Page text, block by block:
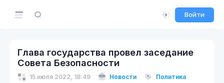
Войти
Глава государства провел заседание
Совета Безопасности
15 июля 2022, 18:49 Новости
Политика